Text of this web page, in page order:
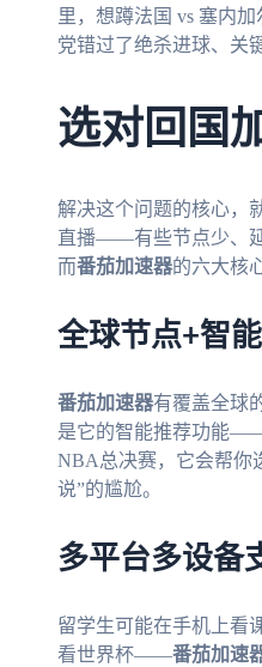
里，想蹲法国 vs 塞内
党错过了绝杀进球、关
选对回国
解决这个问题的核心，
直播——有些节点少、延
而番茄加速器的六大核
全球节点+智
番茄加速器有覆盖全球
是它的智能推荐功能
NBA总决赛，它会帮你
说”的尴尬。
多平台多设备
留学生可能在手机上看
看世界杯——番茄加速